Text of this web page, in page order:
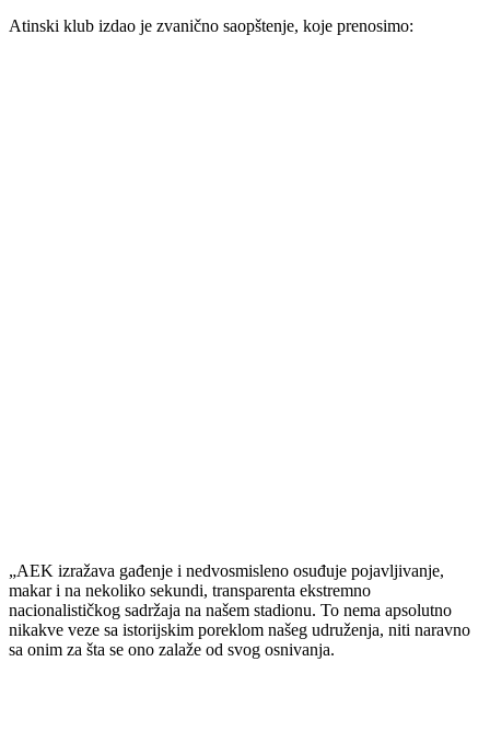
Atinski klub izdao je zvanično saopštenje, koje prenosimo:
„AEK izražava gađenje i nedvosmisleno osuđuje pojavljivanje,
makar i na nekoliko sekundi, transparenta ekstremno
nacionalističkog sadržaja na našem stadionu. To nema apsolutno
nikakve veze sa istorijskim poreklom našeg udruženja, niti naravno
sa onim za šta se ono zalaže od svog osnivanja.